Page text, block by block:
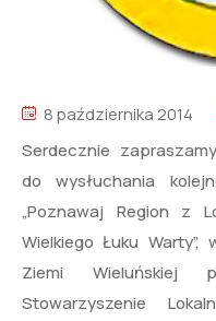
8 października 2014
Serdecznie
do wysłuchania
„Poznawaj Region z
Wielkiego Łuku
Ziemi Wieluńskiej
Stowarzyszenie